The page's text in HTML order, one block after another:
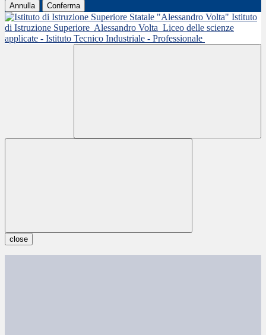
Annulla Conferma
Istituto
di Istruzione Superiore Alessandro Volta Liceo delle scienze
applicate - Istituto Tecnico Industriale - Professionale
close